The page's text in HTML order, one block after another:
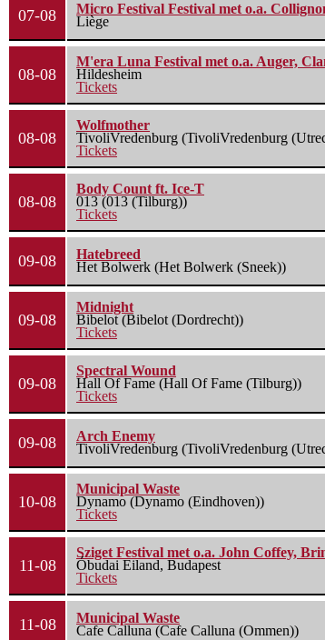
07-08
Micro Festival Festival met o.a.
Liège
08-08
M'era Luna Festival met o.a. Auger,
Hildesheim
Tickets
08-08
Wolfmother
TivoliVredenburg (TivoliVredenburg
Tickets
08-08
Body Count ft. Ice-T
013 (013 (Tilburg))
Tickets
09-08
Hatebreed
Het Bolwerk (Het Bolwerk (Sneek))
09-08
Midnight
Bibelot (Bibelot (Dordrecht))
Tickets
09-08
Spectral Wound
Hall Of Fame (Hall Of Fame (Tilburg))
Tickets
09-08
Arch Enemy
TivoliVredenburg (TivoliVredenburg
10-08
Municipal Waste
Dynamo (Dynamo (Eindhoven))
Tickets
11-08
Sziget Festival met o.a. John Coffey,
Óbudai Eiland, Budapest
Tickets
11-08
Municipal Waste
Cafe Calluna (Cafe Calluna (Ommen))